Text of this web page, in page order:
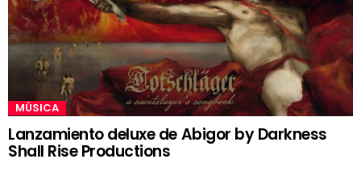
MÚSICA
Lanzamiento deluxe de Abigor by Darkness
Shall Rise Productions